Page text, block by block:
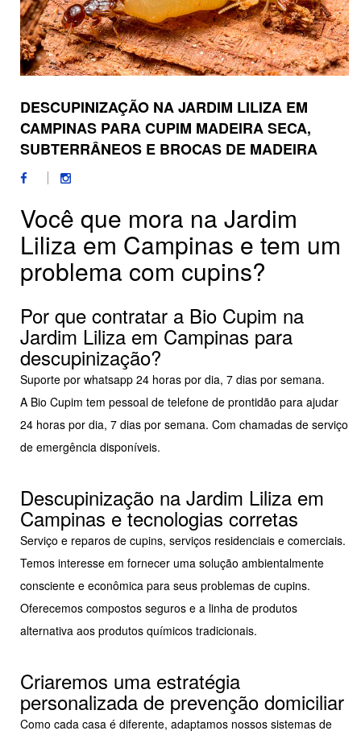
DESCUPINIZAÇÃO NA JARDIM LILIZA EM
CAMPINAS PARA CUPIM MADEIRA SECA,
SUBTERRÂNEOS E BROCAS DE MADEIRA
Você que mora na Jardim
Liliza em Campinas e tem um
problema com cupins?
Por que contratar a Bio Cupim na
Jardim Liliza em Campinas para
descupinização?
Suporte por whatsapp 24 horas por dia, 7 dias por semana.
A Bio Cupim tem pessoal de telefone de prontidão para ajudar
24 horas por dia, 7 dias por semana. Com chamadas de serviço
de emergência disponíveis.
Descupinização na Jardim Liliza em
Campinas e tecnologias corretas
Serviço e reparos de cupins, serviços residenciais e comerciais.
Temos interesse em fornecer uma solução ambientalmente
consciente e econômica para seus problemas de cupins.
Oferecemos compostos seguros e a linha de produtos
alternativa aos produtos químicos tradicionais.
Criaremos uma estratégia
personalizada de prevenção domiciliar
Como cada casa é diferente, adaptamos nossos sistemas de